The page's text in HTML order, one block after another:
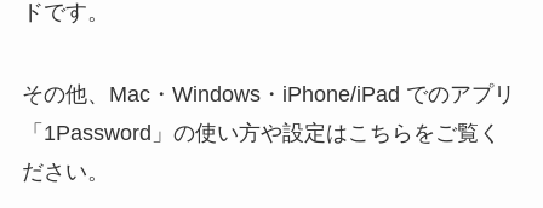
ドです。
その他、Mac・Windows・iPhone/iPad でのアプリ
「1Password」の使い方や設定はこちらをご覧く
ださい。